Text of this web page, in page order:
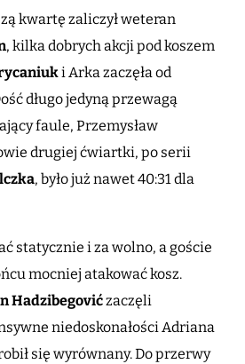
kwartę zaliczył weteran
, kilka dobrych akcji pod koszem
i Arka zaczęła od
długo jedyną przewagą
faule, Przemysław
drugiej ćwiartki, po serii
, było już nawet 40:31 dla
statycznie i za wolno, a goście
mocniej atakować kosz.
Hadzibegovićzaczęli
niedoskonałości Adriana
się wyrównany. Do przerwy